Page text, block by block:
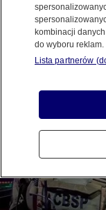
2.07.2026, 12:14
Posłuchaj
Czyta lektor
kombinacji
do wyboru reklam.
Lista partnerów